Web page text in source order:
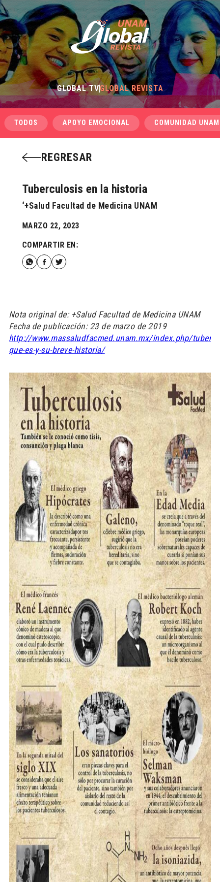
GLOBAL TVGLOBAL REVISTA
TODOS APOYO EMOCIONAL COMUNIDAD UNAM
REGRESAR
Tuberculosis en la historia
‘+Salud Facultad de Medicina UNAM
MARZO 22, 2023
COMPARTIR EN:
Nota original de: +Salud Facultad de Medicina UNAM
Fecha de publicación: 23 de marzo de 2019
http://www.massaludfacmed.unam.mx/index.php/
que-es-y-su-breve-historia/